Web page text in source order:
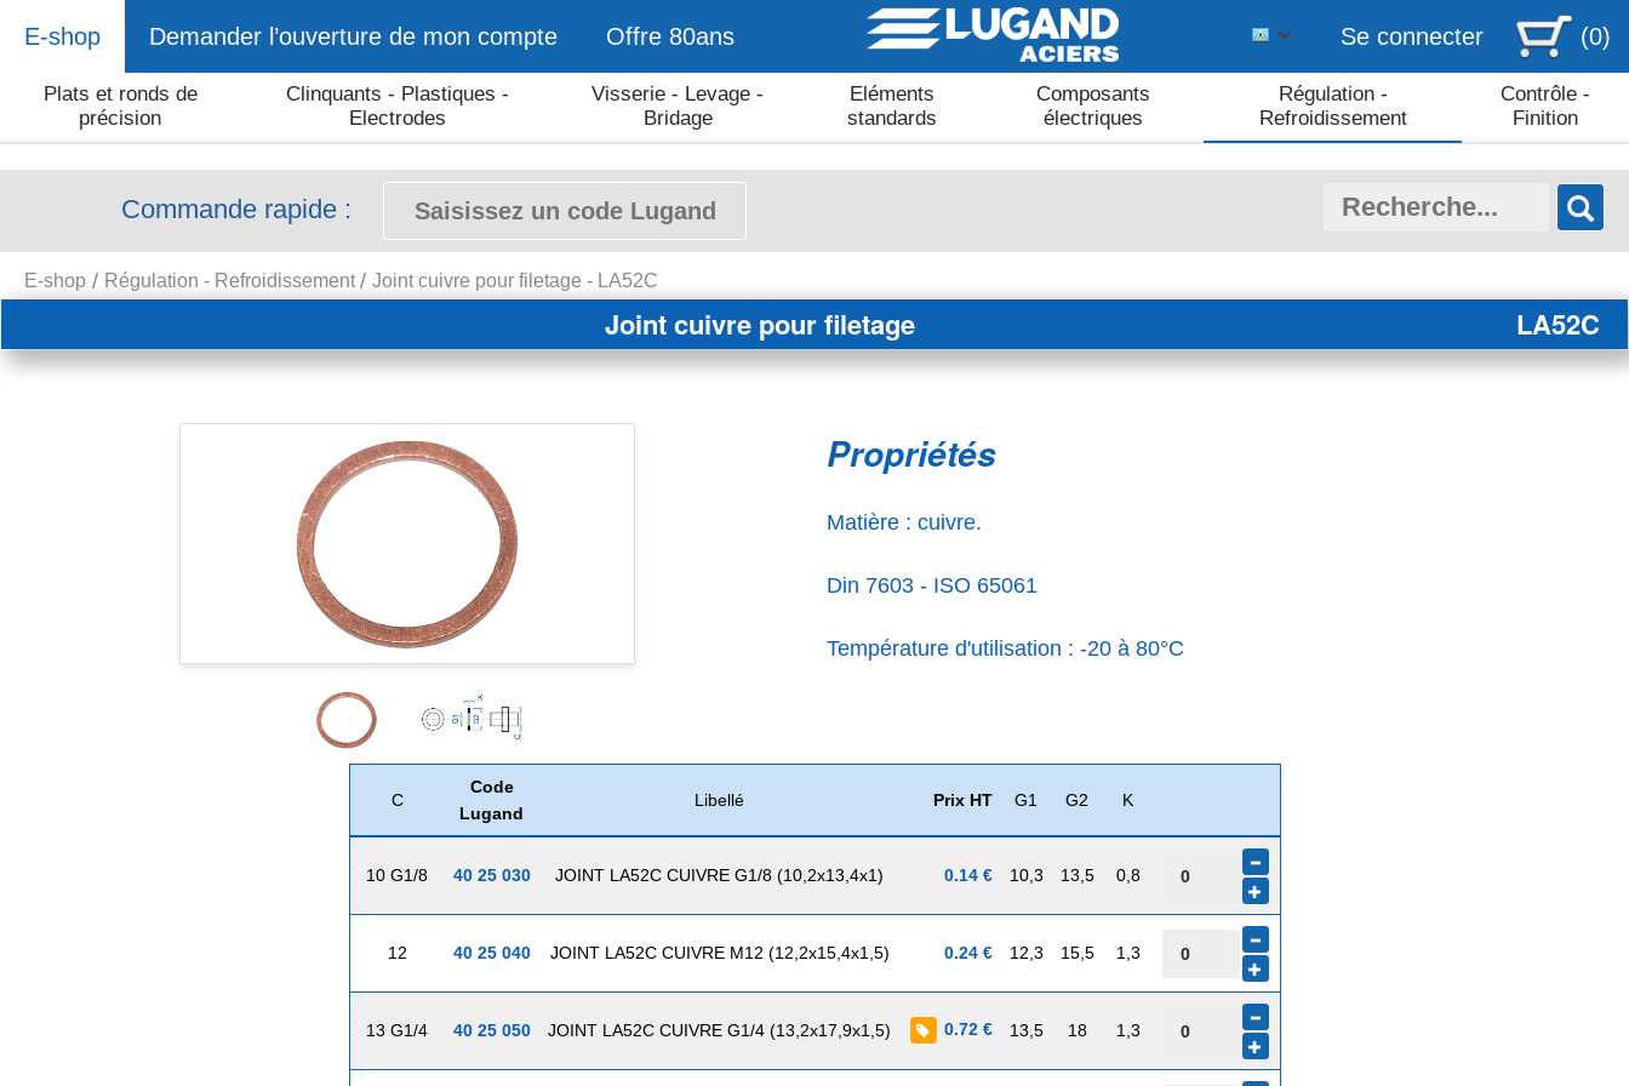
E-shop Demander l’ouverture de mon compte Offre 80ans Se connecter (0)
Plats et ronds de
précision
Clinquants - Plastiques -
Electrodes
Visserie - Levage -
Bridage
Eléments
standards
Composants
électriques
Régulation -
Refroidissement
Contrôle -
Finition
Commande rapide :
E-shop Régulation - Refroidissement Joint cuivre pour filetage - LA52C
Joint cuivre pour filetage LA52C
Propriétés
Matière : cuivre.
Din 7603 - ISO 65061
Température d'utilisation : -20 à 80°C
C
Code
Lugand
Libellé Prix HT G1 G2 K
10 G1/8 40 25 030 JOINT LA52C CUIVRE G1/8 (10,2x13,4x1) 0.14 € 10,3 13,5 0,8
12 40 25 040 JOINT LA52C CUIVRE M12 (12,2x15,4x1,5) 0.24 € 12,3 15,5 1,3
13 G1/4 40 25 050 JOINT LA52C CUIVRE G1/4 (13,2x17,9x1,5) 0.72 € 13,5 18 1,3